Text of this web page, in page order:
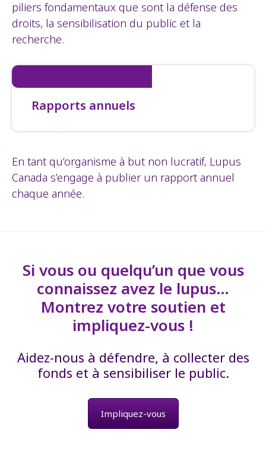
piliers fondamentaux que sont la défense des
droits, la sensibilisation du public et la
recherche.
Rapports annuels
En tant qu’organisme à but non lucratif, Lupus
Canada s’engage à publier un rapport annuel
chaque année.
Si vous ou quelqu’un que vous
connaissez avez le lupus…
Montrez votre soutien et
impliquez-vous !
Aidez-nous à défendre, à collecter des
fonds et à sensibiliser le public.
Impliquez-vous